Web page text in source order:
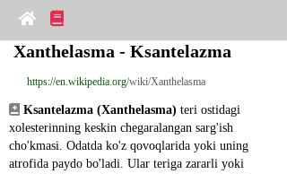
Xanthelasma - Ksantelazma
https://en.wikipedia.org/wiki/Xanthelasma
Ksantelazma (Xanthelasma) teri ostidagi
xolesterinning keskin chegaralangan sarg'ish
cho'kmasi. Odatda ko'z qovoqlarida yoki uning
atrofida paydo bo'ladi. Ular teriga zararli yoki